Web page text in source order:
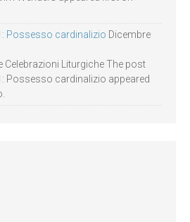
Possesso cardinalizio Dicembre
Celebrazioni Liturgiche The post
Possesso cardinalizio appeared